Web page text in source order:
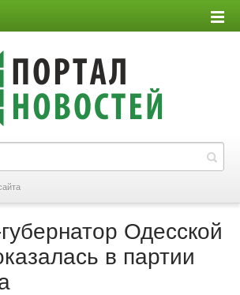
Одесской
в партии